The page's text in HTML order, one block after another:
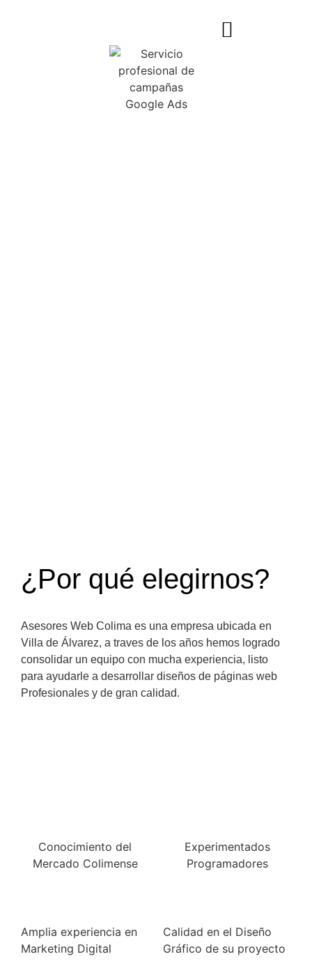
¿Por qué elegirnos?
Asesores Web Colima es una empresa ubicada en
Villa de Álvarez, a traves de los años hemos logrado
consolidar un equipo con mucha experiencia, listo
para ayudarle a desarrollar diseños de páginas web
Profesionales y de gran calidad.
Conocimiento del
Mercado Colimense
Experimentados
Programadores
Amplia experiencia en
Marketing Digital
Calidad en el Diseño
Gráfico de su proyecto